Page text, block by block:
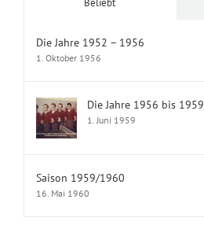
Beliebt
Die Jahre 1952 – 1956
1. Oktober 1956
Die Jahre 1956 bis 1959
1. Juni 1959
Saison 1959/1960
16. Mai 1960